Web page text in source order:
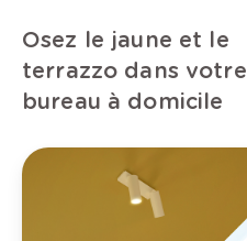
Osez le jaune et le
terrazzo dans votre
bureau à domicile